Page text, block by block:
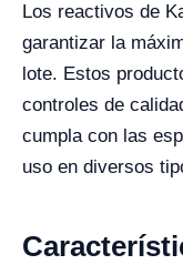
Los reactivos de
garantizar la
lote. Estos
controles de
cumpla con las
uso en diversos